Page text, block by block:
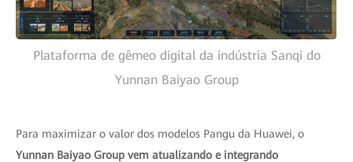
Plataforma de gêmeo digital da indústria Sanqi do
Yunnan Baiyao Group
Para maximizar o valor dos modelos Pangu da Huawei, o
Yunnan Baiyao Group vem atualizando e integrando